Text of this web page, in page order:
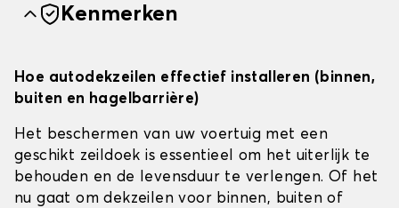
Kenmerken
Hoe autodekzeilen effectief installeren (binnen,
buiten en hagelbarrière)
Het beschermen van uw voertuig met een
geschikt zeildoek is essentieel om het uiterlijk te
behouden en de levensduur te verlengen. Of het
nu gaat om dekzeilen voor binnen, buiten of